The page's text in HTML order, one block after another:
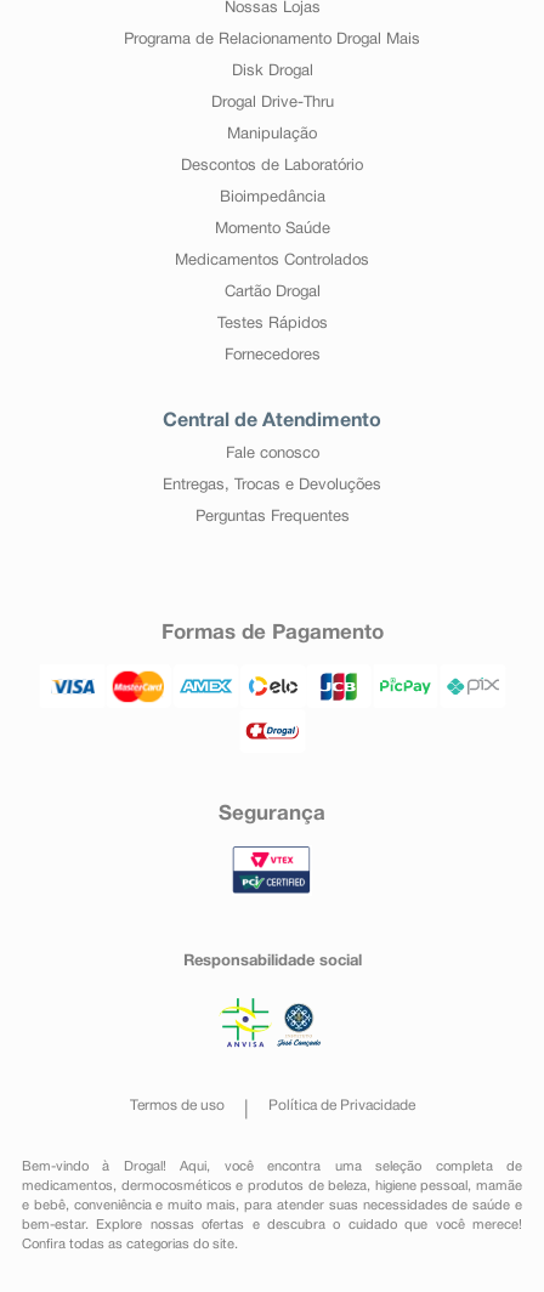
Nossas Lojas
Programa de Relacionamento Drogal Mais
Disk Drogal
Drogal Drive-Thru
Manipulação
Descontos de Laboratório
Bioimpedância
Momento Saúde
Medicamentos Controlados
Cartão Drogal
Testes Rápidos
Fornecedores
Central de Atendimento
Fale conosco
Entregas, Trocas e Devoluções
Perguntas Frequentes
Formas de Pagamento
Segurança
Responsabilidade social
Termos de uso Política de Privacidade
Bem-vindo à Drogal! Aqui, você encontra uma seleção completa de
medicamentos , dermocosméticos e produtos de beleza, higiene pessoal ,mamãe
e bebê, conveniênciae muito mais, para atender suas necessidades de saúde e
bem-estar. Explore nossas ofertas e descubra o cuidado que você merece!
Confira todas as categorias do site.